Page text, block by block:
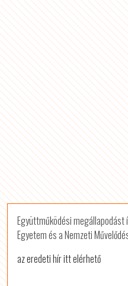
Együttműködési megállapodást
Egyetem és a Nemzeti
az eredeti hír itt elérhető